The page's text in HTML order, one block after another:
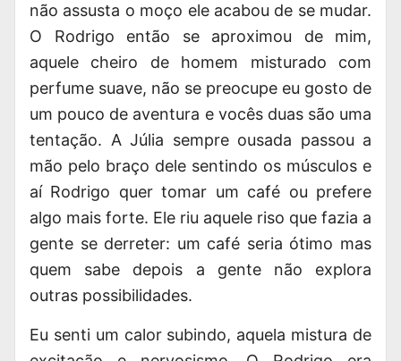
não assusta o moço ele acabou de se mudar.
O Rodrigo então se aproximou de mim,
aquele cheiro de homem misturado com
perfume suave, não se preocupe eu gosto de
um pouco de aventura e vocês duas são uma
tentação. A Júlia sempre ousada passou a
mão pelo braço dele sentindo os músculos e
aí Rodrigo quer tomar um café ou prefere
algo mais forte. Ele riu aquele riso que fazia a
gente se derreter: um café seria ótimo mas
quem sabe depois a gente não explora
outras possibilidades.
Eu senti um calor subindo, aquela mistura de